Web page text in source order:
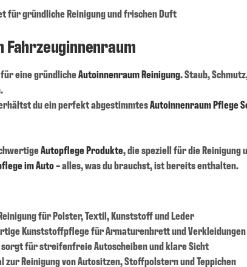
für gründliche Reinigung und frischen Duft
eine gründlicheAutoinnenraum Reinigung. Staub,
.
du ein perfekt abgestimmtesAutoinnenraum Pflege
Autopflege Produkte, die speziell für die Reinigung
im Auto– alles, was du brauchst, ist bereits enthalten.
für Polster, Textil, Kunststoff und Leder
Kunststoffpflege für Armaturenbrett und Verkleidungen
für streifenfreie Autoscheiben und klare Sicht
zur Reinigung von Autositzen, Stoffpolstern und Teppichen